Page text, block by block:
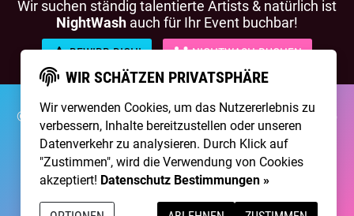
Wir suchen ständig talentierte Artists & natürlich ist
NightWash auch für Ihr Event buchbar!
BEWIRB DICH! NIGHTWASH BUCHEN
©2026 Brainpool LiveÜber UnsKontaktMembership
ImpressumDatenschutz
Erstellt mit von300 Design
grüner IT
WIR SCHÄTZEN PRIVATSPHÄRE
Wir verwenden Cookies, um das Nutzererlebnis zu
verbessern, Inhalte bereitzustellen oder unseren
Datenverkehr zu analysieren. Durch Klick auf
"Zustimmen", wird die Verwendung von Cookies
akzeptiert! Datenschutz Bestimmungen »